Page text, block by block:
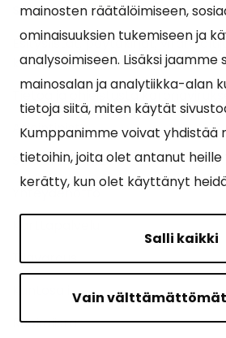
mainosten räätälöimiseen,
ominaisuuksien tukemiseen ja
analysoimiseen. Lisäksi jaamme
mainosalan ja analytiikka-alan
tietoja siitä, miten käytät
Kumppanimme voivat yhdistää
tietoihin, joita olet antanut heille
kerätty, kun olet käyttänyt
Salli kaikki
Vain
Suosituimmat sivut
Esityslistat, pöytäkirjat,
kuulutukset
Tietoa ja ohjeistusta
Asiointipiste
Sähköinen asiointi
Yhteydenotto
Tilavaraus
Ruokalistat